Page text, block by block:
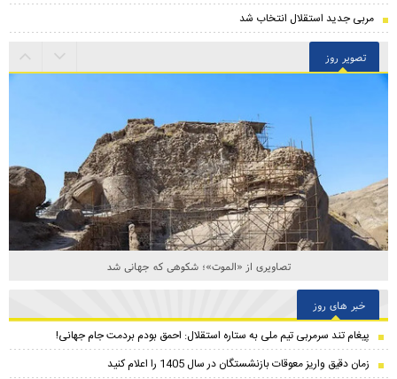
مربی جدید استقلال انتخاب شد
تصویر روز
تصاویری از «الموت»؛ شکوهی که جهانی شد
خبر های روز
پیغام تند سرمربی تیم ملی به ستاره استقلال: احمق بودم بردمت جام جهانی!
زمان دقیق واریز معوقات بازنشستگان در سال 1405 را اعلام کنید